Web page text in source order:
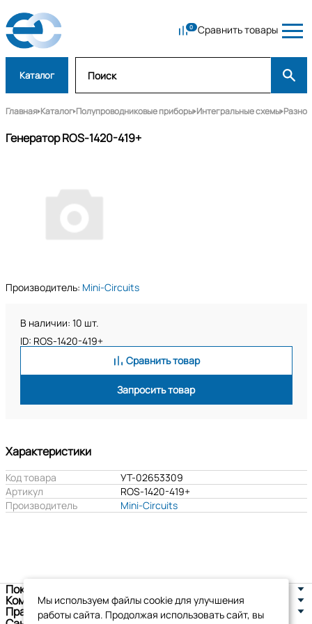
Сравнить товары
Каталог
Главная Каталог Полупроводниковые приборы Интегральные схемы Разное
Генератор ROS-1420-419+
Производитель: Mini-Circuits
В наличии: 10 шт.
ID: ROS-1420-419+
Сравнить товар
Запросить товар
Характеристики
Код товара
УТ-02653309
Артикул
ROS-1420-419+
Производитель
Mini-Circuits
Покупателям
Компания
Правовая информация
Мы используем файлы cookie для улучшения
работы сайта. Продолжая использовать сайт, вы